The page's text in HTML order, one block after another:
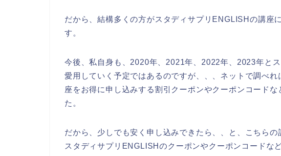
だから、結構多くの方がスタディサプリENGLISHの講座
す。
今後、私自身も、2020年、2021年、2022年、2023年と
愛用していく予定ではあるのですが、、、ネットで調べ
座をお得に申し込みする割引クーポンやクーポンコード
た。
だから、少しでも安く申し込みできたら、、と、こちら
スタディサプリENGLISHのクーポンやクーポンコードな